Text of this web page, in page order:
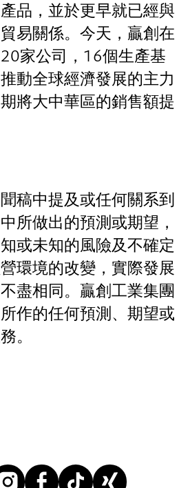
品，並於更早就已經與
易關係。今天，贏創在
家公司，16個生產基
動全球經濟發展的主力
將大中華區的銷售額提
稿中提及或任何關系到
所做出的預測或期望，
或未知的風險及不確定
環境的改變，實際發展
盡相同。贏創工業集團
作的任何預測、期望或
。